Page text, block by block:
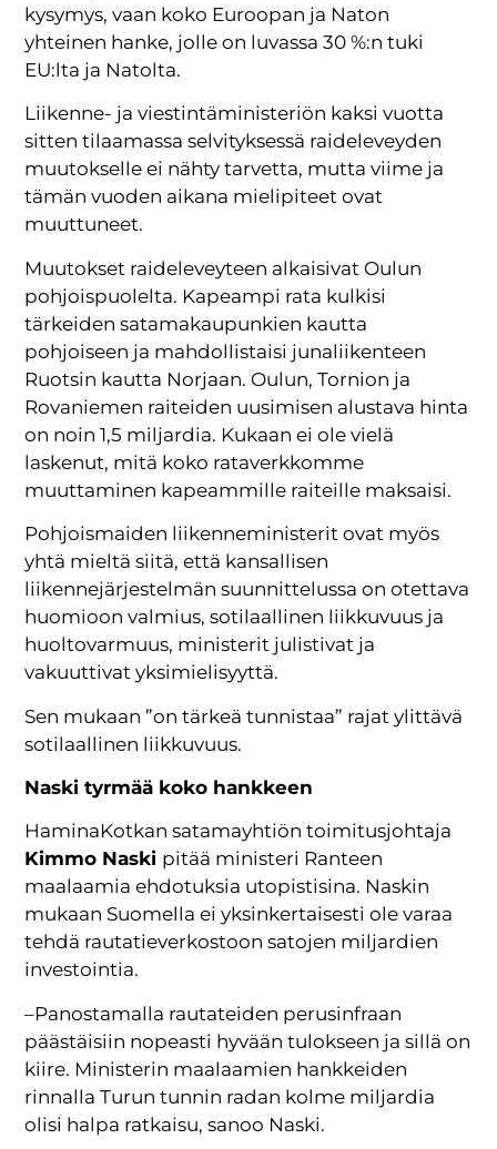
kysymys, vaan koko Euroopan ja Naton
yhteinen hanke, jolle on luvassa 30 %:n tuki
EU:lta ja Natolta.
Liikenne- ja viestintäministeriön kaksi vuotta
sitten tilaamassa selvityksessä raideleveyden
muutokselle ei nähty tarvetta, mutta viime ja
tämän vuoden aikana mielipiteet ovat
muuttuneet.
Muutokset raideleveyteen alkaisivat Oulun
pohjoispuolelta. Kapeampi rata kulkisi
tärkeiden satamakaupunkien kautta
pohjoiseen ja mahdollistaisi junaliikenteen
Ruotsin kautta Norjaan. Oulun, Tornion ja
Rovaniemen raiteiden uusimisen alustava hinta
on noin 1,5 miljardia. Kukaan ei ole vielä
laskenut, mitä koko rataverkkomme
muuttaminen kapeammille raiteille maksaisi.
Pohjoismaiden liikenneministerit ovat myös
yhtä mieltä siitä, että kansallisen
liikennejärjestelmän suunnittelussa on otettava
huomioon valmius, sotilaallinen liikkuvuus ja
huoltovarmuus, ministerit julistivat ja
vakuuttivat yksimielisyyttä.
Sen mukaan ”on tärkeä tunnistaa” rajat ylittävä
sotilaallinen liikkuvuus.
Naski tyrmää koko hankkeen
HaminaKotkan satamayhtiön toimitusjohtaja
Kimmo Naski pitää ministeri Ranteen
maalaamia ehdotuksia utopistisina. Naskin
mukaan Suomella ei yksinkertaisesti ole varaa
tehdä rautatieverkostoon satojen miljardien
investointia.
–Panostamalla rautateiden perusinfraan
päästäisiin nopeasti hyvään tulokseen ja sillä on
kiire. Ministerin maalaamien hankkeiden
rinnalla Turun tunnin radan kolme miljardia
olisi halpa ratkaisu, sanoo Naski.